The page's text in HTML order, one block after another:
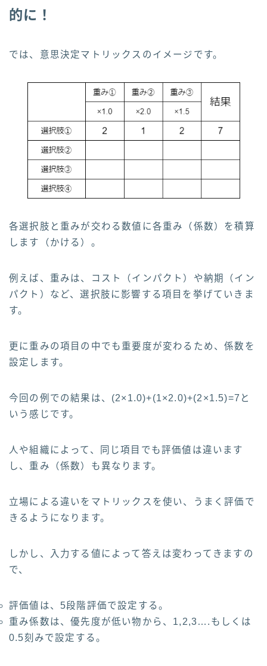
的に！
では、意思決定マトリックスのイメージです。
各選択肢と重みが交わる数値に各重み（係数）を積算
します（かける）。
例えば、重みは、コスト（インパクト）や納期（イン
パクト）など、選択肢に影響する項目を挙げていきま
す。
更に重みの項目の中でも重要度が変わるため、係数を
設定します。
今回の例での結果は、(2×1.0)+(1×2.0)+(2×1.5)=7と
いう感じです。
人や組織によって、同じ項目でも評価値は違います
し、重み（係数）も異なります。
立場による違いをマトリックスを使い、うまく評価で
きるようになります。
しかし、入力する値によって答えは変わってきますの
で、
評価値は、5段階評価で設定する。
重み係数は、優先度が低い物から、1,2,3….もしくは
0.5刻みで設定する。